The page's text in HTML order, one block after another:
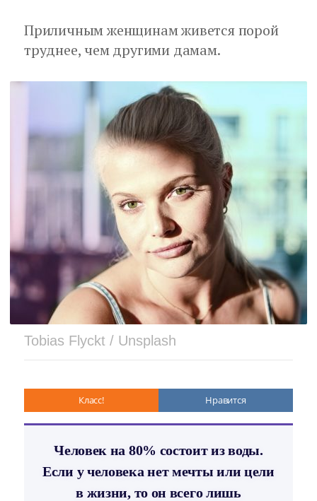
Приличным женщинам живется порой
труднее, чем другими дамам.
Tobias Flyckt / Unsplash
Класс! Нравится
Человек на 80% состоит из воды.
Если у человека нет мечты или цели
в жизни, то он всего лишь